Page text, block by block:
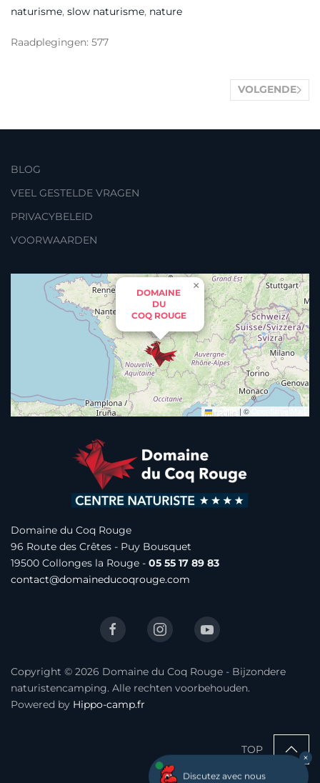
naturisme, slow naturisme, nature
Raadplegingen: 577
VOLGENDE
BLOG
VEEL GESTELDE VRAGEN
PRIVACYBELEID
VOORWAARDEN
DOMAINE
DU
COQ ROUGE
×
Leaflet | ©
Domaine du Coq Rouge
96 Route des Crêtes - Puy Bousquet
19500 Collonges la Rouge - 05 55 17 89 83
contact@domaineducoqrouge.com
Copyright © 2026 Domaine du Coq Rouge - Bijzondere
naturistencamping. Alle rechten voorbehouden.
Powered by Hippo-camp.fr
TOP
Discutez avec nous